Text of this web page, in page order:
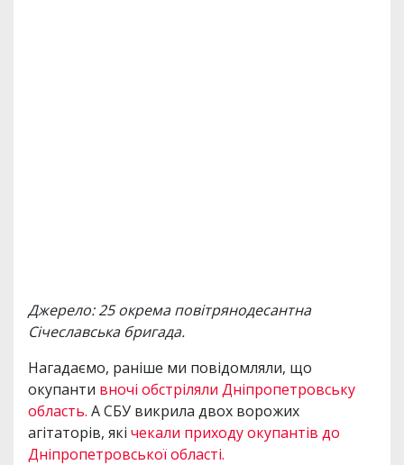
Джерело: 25 окрема повітрянодесантна
Січеславська бригада.
Нагадаємо, раніше ми повідомляли, що
окупанти вночі обстріляли Дніпропетровську
область. А СБУ викрила двох ворожих
агітаторів, які чекали приходу окупантів до
Дніпропетровської області.